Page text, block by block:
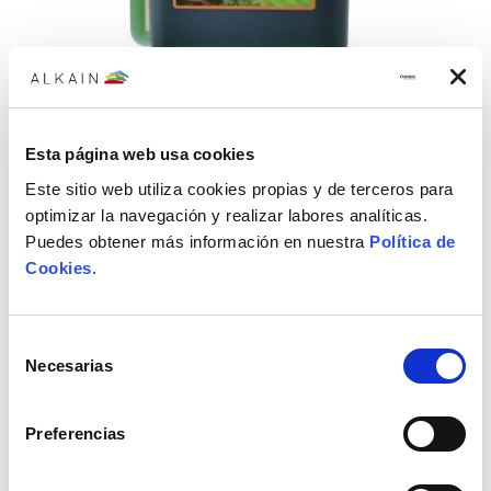
Esta página web usa cookies
Este sitio web utiliza cookies propias y de terceros para
optimizar la navegación y realizar labores analíticas.
Puedes obtener más información en nuestra Política de
Cookies.
Necesarias
Preferencias
Bote aceite 2T 1 L